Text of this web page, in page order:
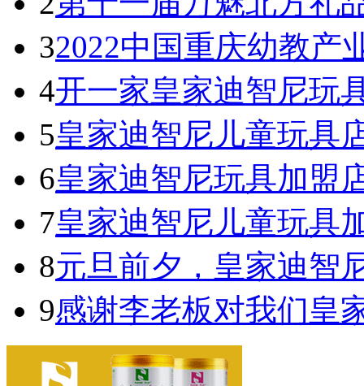
32022中国重庆幼教产
4开一家皇家迪智尼玩
5皇家迪智尼儿童玩具
6皇家迪智尼玩具加盟
7皇家迪智尼儿童玩具
8元旦前夕，皇家迪智
9感谢李老板对我们皇